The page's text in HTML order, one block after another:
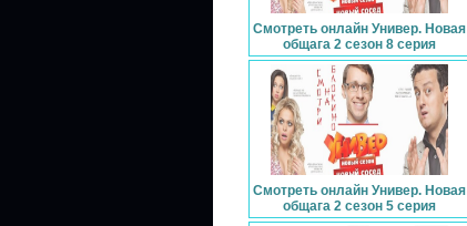
Смотреть онлайн Универ. Новая
общага 2 сезон 8 серия
Смотреть онлайн Универ. Новая
общага 2 сезон 5 серия